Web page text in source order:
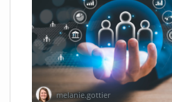
melanie.gottier